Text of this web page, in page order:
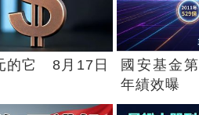
的它 8月17日
國安基金
年績效曝